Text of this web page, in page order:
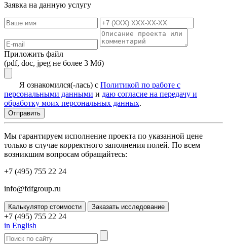
Заявка на данную услугу
Приложить файл
(pdf, doc, jpeg не более 3 Мб)
Я ознакомился(-лась) с Политикой по работе с
персональными данными и даю согласие на передачу и
обработку моих персональных данных.
Мы гарантируем исполнение проекта по указанной цене
только в случае корректного заполнения полей. По всем
возникшим вопросам обращайтесь:
+7 (495) 755 22 24
info@fdfgroup.ru
Калькулятор стоимости Заказать исследование
+7 (495) 755 22 24
in English